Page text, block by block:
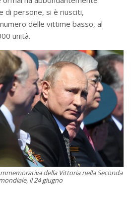
di persone, si è riusciti,
delle vittime basso, al
unità.
della Vittoria nella Seconda
il 24 giugno